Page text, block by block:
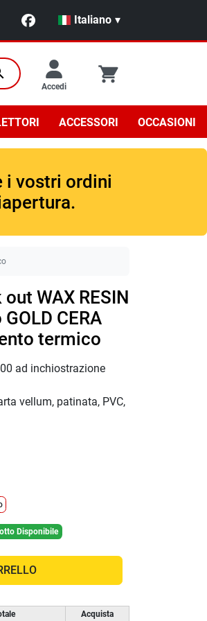
Italiano ▾
Accedi
ACCESSORI OCCASIONI
i vostri ordini
WAX RESIN
CERA
termico
ad inchiostrazione
vellum, patinata, PVC,
Disponibile
Acquista